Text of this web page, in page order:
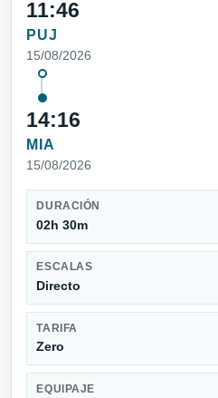
11:46
PUJ
15/08/2026
14:16
MIA
15/08/2026
DURACIÓN
02h 30m
ESCALAS
Directo
TARIFA
Zero
EQUIPAJE